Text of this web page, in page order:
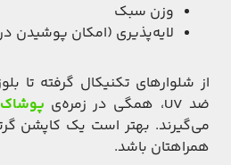
وزن سبک
لایه‌پذیری (امکان پوشیدن
از شلوارهای تکنیکال گرفته تا
ضد UV، همگی در زمره‌ی
می‌گیرند. بهتر است یک کاپشن
همراهتان باشد.